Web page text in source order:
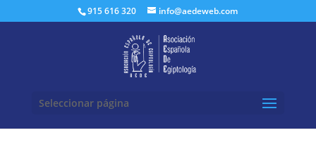
915 616 320 info@aedeweb.com
Seleccionar página